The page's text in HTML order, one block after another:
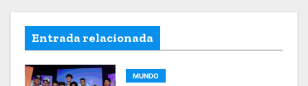
Entrada relacionada
MUNDO